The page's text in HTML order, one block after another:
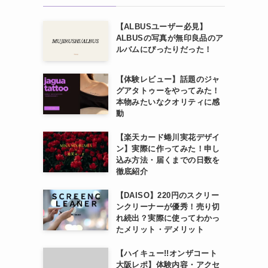
【ALBUSユーザー必見】
ALBUSの写真が無印良品のア
ルバムにぴったりだった！
【体験レビュー】話題のジャ
グアタトゥーをやってみた！
本物みたいなクオリティに感
動
【楽天カード蜷川実花デザイ
ン】実際に作ってみた！申し
込み方法・届くまでの日数を
徹底紹介
【DAISO】220円のスクリー
ンクリーナーが優秀！売り切
れ続出？実際に使ってわかっ
たメリット・デメリット
【ハイキュー!!オンザコート
大阪レポ】体験内容・アクセ